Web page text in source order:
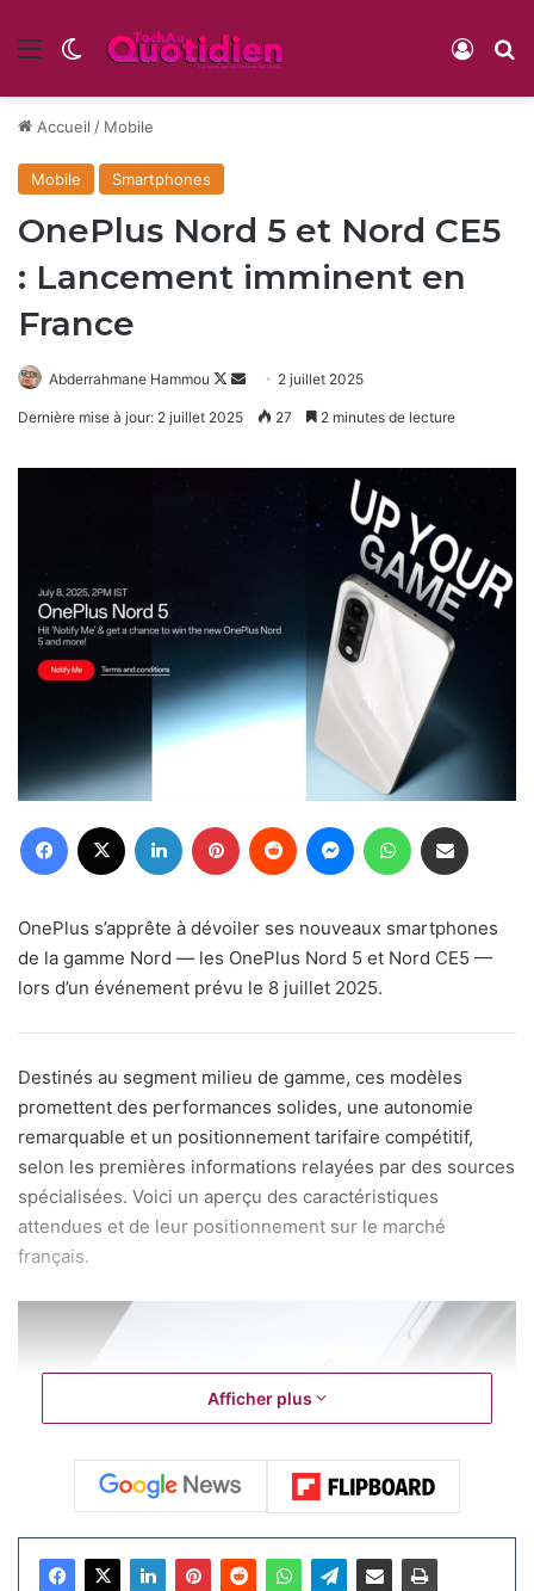
Menu Switch skin
Accueil / Mobile
Mobile Smartphones
OnePlus Nord 5 et Nord CE5
: Lancement imminent en
France
Abderrahmane Hammou
Follow
Envoyer2 juillet 2025
Dernière mise à jour: 2 juillet 2025 27 2 minutes de lecture
Facebook Linkedin Pinterest Reddit MessengerWhatsApp
OnePlus s’apprête à dévoiler ses nouveaux smartphones
de la gamme Nord — les OnePlus Nord 5 et Nord CE5 —
lors d’un événement prévu le 8 juillet 2025.
Destinés au segment milieu de gamme, ces modèles
promettent des performances solides, une autonomie
remarquable et un positionnement tarifaire compétitif,
selon les premières informations relayées par des sources
spécialisées. Voici un aperçu des caractéristiques
attendues et de leur positionnement sur le marché
français.
Afficher plus